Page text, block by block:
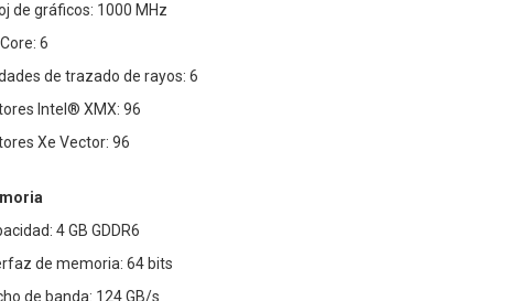
de gráficos: 1000 MHz
6
de trazado de rayos: 6
Intel® XMX: 96
Xe Vector: 96
4 GB GDDR6
de memoria: 64 bits
de banda: 124 GB/s